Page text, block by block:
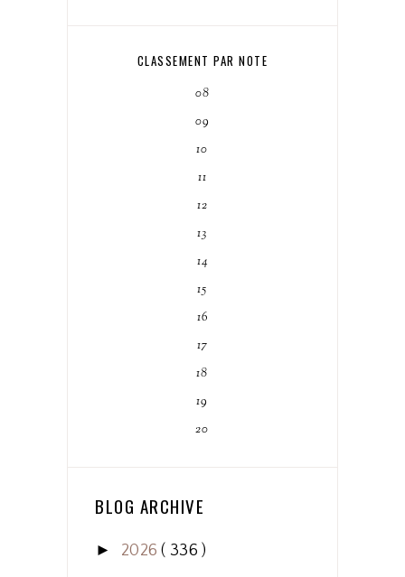
CLASSEMENT PAR NOTE
08
09
10
11
12
13
14
15
16
17
18
19
20
BLOG ARCHIVE
► 2026( 336 )